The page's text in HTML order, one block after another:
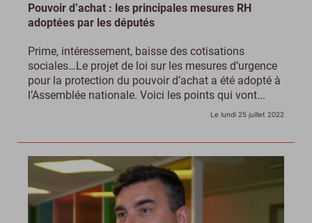
Pouvoir d’achat : les principales mesures RH
adoptées par les députés
Prime, intéressement, baisse des cotisations
sociales…Le projet de loi sur les mesures d’urgence
pour la protection du pouvoir d’achat a été adopté à
l’Assemblée nationale. Voici les points qui vont...
Le lundi 25 juillet 2022